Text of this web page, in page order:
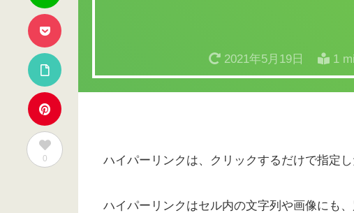
0
2021年5月19日 1
ハイパーリンクは、クリックするだけで指定
ハイパーリンクはセル内の文字列や画像にも